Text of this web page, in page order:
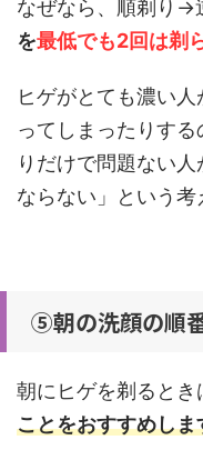
なぜなら、順剃り→
を最低でも2回は剃
ヒゲがとても濃い
ってしまったりす
りだけで問題ない
ならない」という考
⑤朝の洗顔の順
朝にヒゲを剃るとき
ことをおすすめしま